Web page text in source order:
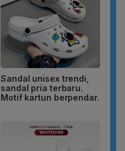
Sandal unisex trendi,
sandal pria terbaru.
Motif kartun berpendar.